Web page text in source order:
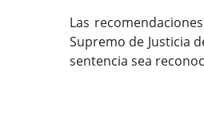
Las
Supremo de Justicia
sentencia sea